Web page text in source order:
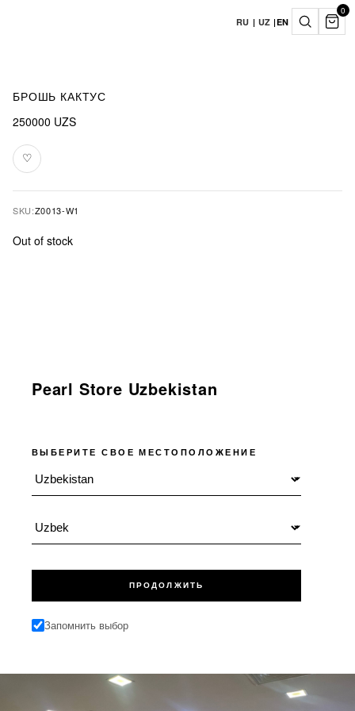
RU | UZ |EN
0
БРОШЬ КАКТУС
250000 UZS
♡Add
to
SKU:Z0013-W1
Out of stock
Pearl Store Uzbekistan
ВЫБЕРИТЕ СВОЕ МЕСТОПОЛОЖЕНИЕ
Местоположение
Язык
ПРОДОЛЖИТЬ
Запомнить выбор